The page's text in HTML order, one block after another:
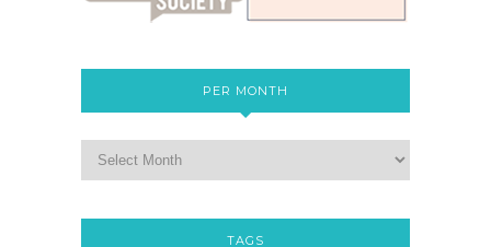
PER MONTH
TAGS